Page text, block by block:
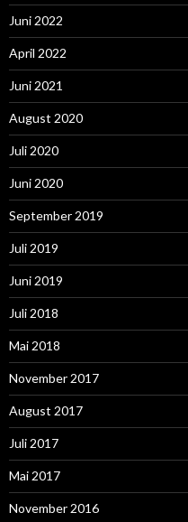
Juni 2022
April 2022
Juni 2021
August 2020
Juli 2020
Juni 2020
September 2019
Juli 2019
Juni 2019
Juli 2018
Mai 2018
November 2017
August 2017
Juli 2017
Mai 2017
November 2016